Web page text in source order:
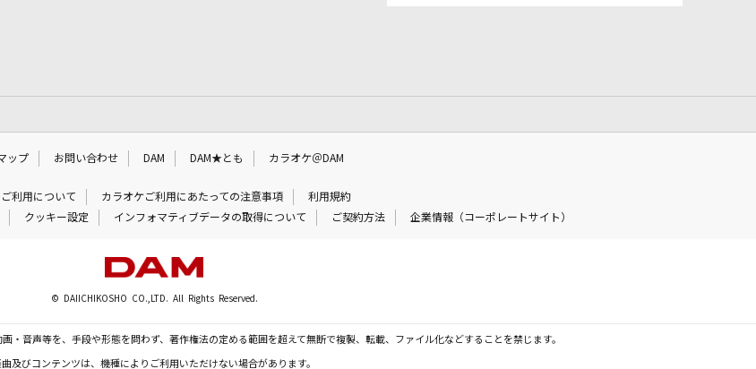
ップ お問い合わせ DAM DAM★とも カラオケ＠DAM
利用について カラオケご利用にあたっての注意事項
利用規約
クッキー設定 インフォマティブデータの取得について ご契約方法 企業情報（コーポレートサイト）
© DAIICHIKOSHO CO.,LTD. All Rights Reserved.
・音声等を、手段や形態を問わず、著作権法の定める範囲を超えて無断で複製、転載、ファイル化などすることを禁じます。
曲及びコンテンツは、機種によりご利用いただけない場合があります。